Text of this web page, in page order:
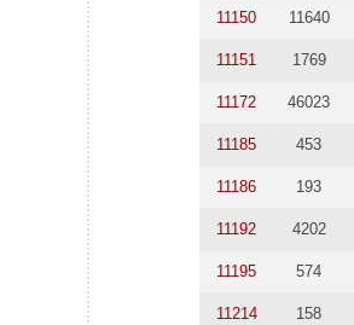
11150 11640
11151 1769
11172 46023
11185 453
11186 193
11192 4202
11195 574
11214 158